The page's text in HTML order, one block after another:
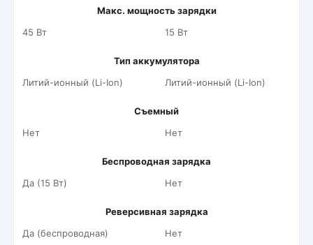
Макс. мощность зарядки
45 Вт
15 Вт
Тип аккумулятора
Литий-ионный (Li-Ion)
Литий-ионный (Li-Ion)
Съемный
Нет
Нет
Беспроводная зарядка
Да (15 Вт)
Нет
Реверсивная зарядка
Да (беспроводная)
Нет